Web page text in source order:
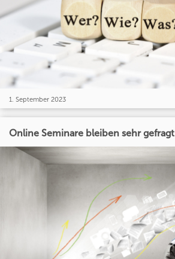
1. September 2023
Online Seminare bleiben sehr gefragt